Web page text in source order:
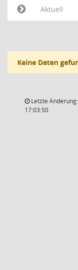
Aktuell
Keine Daten
Letzte
17:03:50